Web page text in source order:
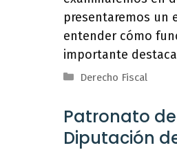
presentaremos un
entender cómo
importante
Categorías
Derecho Fiscal
Patronato
Diputación